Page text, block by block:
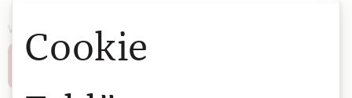
Wöchentliche Heilige, vorgestellt von Bernadette Spitzer.
Cookie